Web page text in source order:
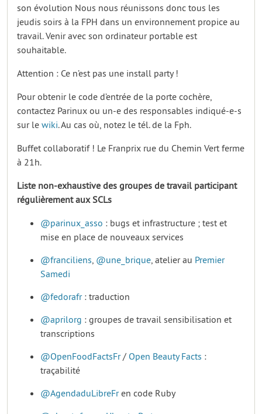
son évolution Nous nous réunissons donc tous les
jeudis soirs à la FPH dans un environnement propice au
travail. Venir avec son ordinateur portable est
souhaitable.
Attention : Ce n’est pas une install party !
Pour obtenir le code d’entrée de la porte cochère,
contactez Parinux ou un-e des responsables indiqué-e-s
sur le wiki. Au cas où, notez le tél. de la Fph.
Buffet collaboratif ! Le Franprix rue du Chemin Vert ferme
à 21h.
Liste non-exhaustive des groupes de travail participant
régulièrement aux SCLs
@parinux_asso : bugs et infrastructure ; test et
mise en place de nouveaux services
@franciliens, @une_brique, atelier au Premier
Samedi
@fedorafr: traduction
@aprilorg : groupes de travail sensibilisation et
transcriptions
@OpenFoodFactsFr/ Open Beauty Facts :
traçabilité
@AgendaduLibreFren code Ruby